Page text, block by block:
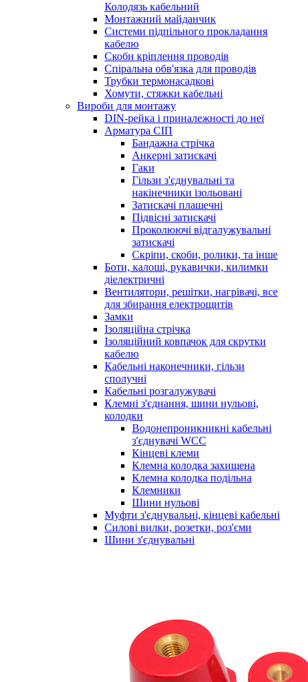
Колодязь кабельний
Монтажний майданчик
Системи підпільного прокладання
кабелю
Скоби кріплення проводів
Спіральна обв'язка для проводів
Трубки термонасадкові
Хомути, стяжки кабельні
Вироби для монтажу
DIN-рейка і приналежності до неї
Арматура СІП
Бандажна стрічка
Анкерні затискачі
Гаки
Гільзи з'єднувальні та
накінечники ізольовані
Затискачі плашечні
Підвісні затискачі
Проколюючі відгалужувальні
затискачі
Скріпи, скоби, ролики, та інше
Боти, калоші, рукавички, килимки
діелектричні
Вентилятори, решітки, нагрівачі, все
для збирання електрощитів
Замки
Ізоляційна стрічка
Ізоляційний ковпачок для скрутки
кабелю
Кабельні наконечники, гільзи
сполучні
Кабельні розгалужувачі
Клемні з'єднання, шини нульові,
колодки
Водонепроникникнi кабельнi
з'єднувачi WCC
Кінцеві клеми
Клемна колодка захищена
Клемна колодка подільна
Клемники
Шини нульові
Муфти з'єднувальні, кінцеві кабельні
Силові вилки, розетки, роз'єми
Шини з'єднувальні